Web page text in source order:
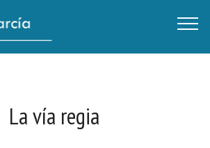
Virtual / Centro Descartes, Buenos Aires
La vía regia